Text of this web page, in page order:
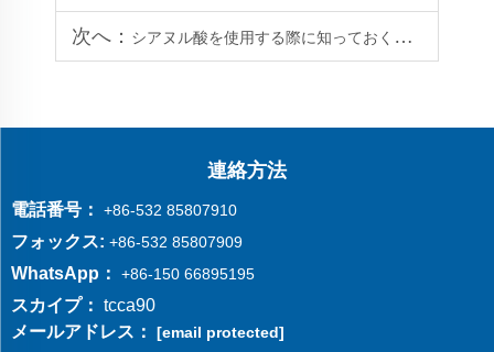
次へ： シアヌル酸を使用する際に知っておくべき5つのポイント
連絡方法
電話番号： +86-532 85807910
フォックス: +86-532 85807909
WhatsApp： +86-150 66895195
スカイプ： tcca90
メールアドレス：
[email protected]